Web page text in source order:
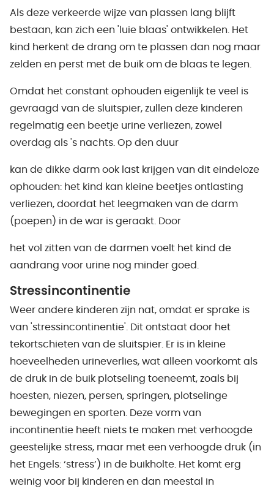
Als deze verkeerde wijze van plassen lang blijft
bestaan, kan zich een 'luie blaas' ontwikkelen. Het
kind herkent de drang om te plassen dan nog maar
zelden en perst met de buik om de blaas te legen.
Omdat het constant ophouden eigenlijk te veel is
gevraagd van de sluitspier, zullen deze kinderen
regelmatig een beetje urine verliezen, zowel
overdag als 's nachts. Op den duur
kan de dikke darm ook last krijgen van dit eindeloze
ophouden: het kind kan kleine beetjes ontlasting
verliezen, doordat het leegmaken van de darm
(poepen) in de war is geraakt. Door
het vol zitten van de darmen voelt het kind de
aandrang voor urine nog minder goed.
Stressincontinentie
Weer andere kinderen zijn nat, omdat er sprake is
van 'stressincontinentie'. Dit ontstaat door het
tekortschieten van de sluitspier. Er is in kleine
hoeveelheden urineverlies, wat alleen voorkomt als
de druk in de buik plotseling toeneemt, zoals bij
hoesten, niezen, persen, springen, plotselinge
bewegingen en sporten. Deze vorm van
incontinentie heeft niets te maken met verhoogde
geestelijke stress, maar met een verhoogde druk (in
het Engels: ‘stress’) in de buikholte. Het komt erg
weinig voor bij kinderen en dan meestal in